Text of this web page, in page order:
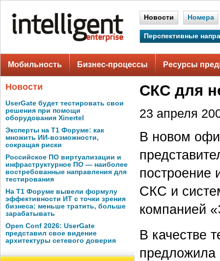
Новости Номера
Перспективные
Мобильность Бизнес-процессы Ресурсы
Новости
UserGate будет тестировать свои
решения при помощи
оборудования Xinertel
Эксперты на Т1 Форуме: как
множить ИИ-возможности,
сокращая риски
Российское ПО виртуализации и
инфраструктурное ПО — наиболее
востребованные направления для
тестирования
На Т1 Форуме вывели формулу
эффективности ИТ с точки зрения
бизнеса: меньше тратить, больше
зарабатывать
Open Conf 2026: UserGate
представил свое видение
архитектуры сетевого доверия
СКС для
23 апреля
В новом
построение
СКС и
компанией
В качестве
предложила